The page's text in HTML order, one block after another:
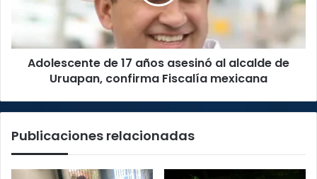
alcalde
Uruapan,
confirma
Adolescente de 17 años asesinó al alcalde de
Uruapan, confirma Fiscalía mexicana
Publicaciones relacionadas